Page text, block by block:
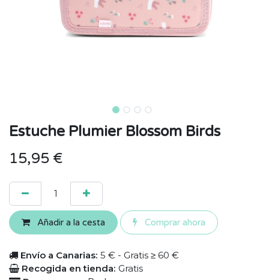
Estuche Plumier Blossom Birds
15,95 €
Añadir a la cesta Comprar ahora
Envío a Canarias: 5 € - Gratis ≥ 60 €
Recogida en tienda: Gratis